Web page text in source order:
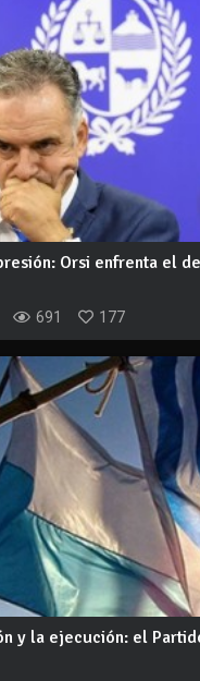
Orsi enfrenta el
691 177
y la ejecución: el